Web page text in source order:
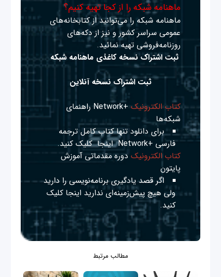
ماهنامه شبکه را از کجا تهیه کنیم؟
ماهنامه شبکه را می‌توانید از کتابخانه‌های
عمومی سراسر کشور و نیز از دکه‌های
روزنامه‌فروشی تهیه نمائید.
ثبت اشتراک نسخه کاغذی ماهنامه شبکه
ثبت اشتراک نسخه آنلاین
کتاب الکترونیک
+Network راهنمای
شبکه‌ها
برای دانلود تنها کتاب کامل ترجمه
فارسی +Network
اینجا کلیک کنید.
کتاب الکترونیک دوره مقدماتی آموزش
پایتون
اگر قصد یادگیری برنامه‌نویسی را دارید
ولی هیچ پیش‌زمینه‌ای نداریداینجا کلیک
کنید.
مطالب مرتبط